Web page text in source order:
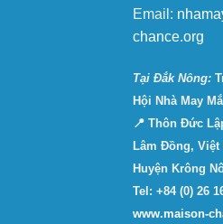
Email:
chance.org
Tại Ðắk Nông:
Hội Nhà May
📍 Thôn Đức
Lâm Đồng, Việt
Huyện Krông
Tel: +84 (0) 26
www.maison-